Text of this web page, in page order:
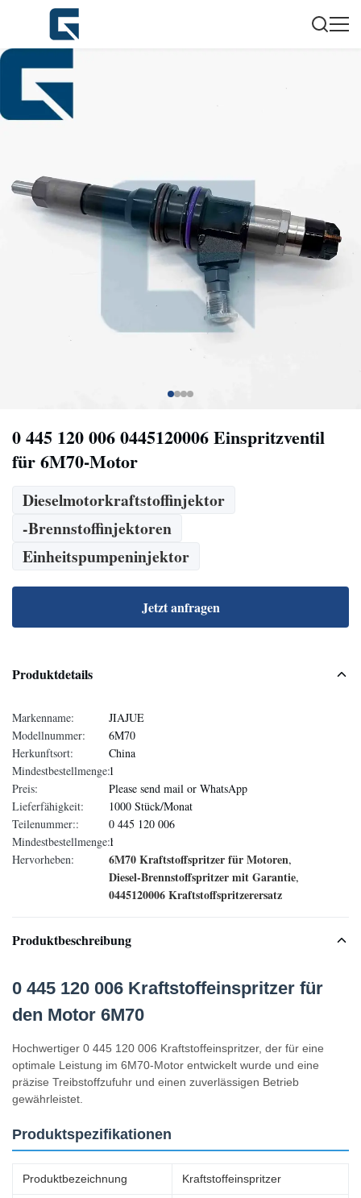
0 445 120 006 0445120006 Einspritzventil
für 6M70-Motor
Dieselmotorkraftstoffinjektor
-Brennstoffinjektoren
Einheitspumpeninjektor
Jetzt anfragen
Produktdetails
Markenname:
JIAJUE
Modellnummer:
6M70
Herkunftsort:
China
Mindestbestellmenge:1
Preis:
Please send mail or WhatsApp
Lieferfähigkeit:
1000 Stück/Monat
Teilenummer::
0 445 120 006
Mindestbestellmenge::
1
Hervorheben:
6M70 Kraftstoffspritzer für Motoren,
Diesel-Brennstoffspritzer mit Garantie,
0445120006 Kraftstoffspritzerersatz
Produktbeschreibung
0 445 120 006 Kraftstoffeinspritzer für
den Motor 6M70
Hochwertiger 0 445 120 006 Kraftstoffeinspritzer, der für eine
optimale Leistung im 6M70-Motor entwickelt wurde und eine
präzise Treibstoffzufuhr und einen zuverlässigen Betrieb
gewährleistet.
Produktspezifikationen
Produktbezeichnung Kraftstoffeinspritzer